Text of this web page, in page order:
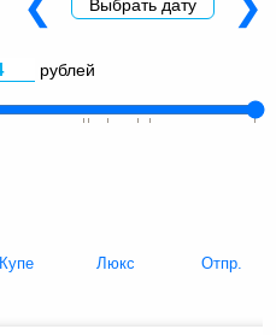
рублей
Выбрать дату
Купе Люкс Отпр.